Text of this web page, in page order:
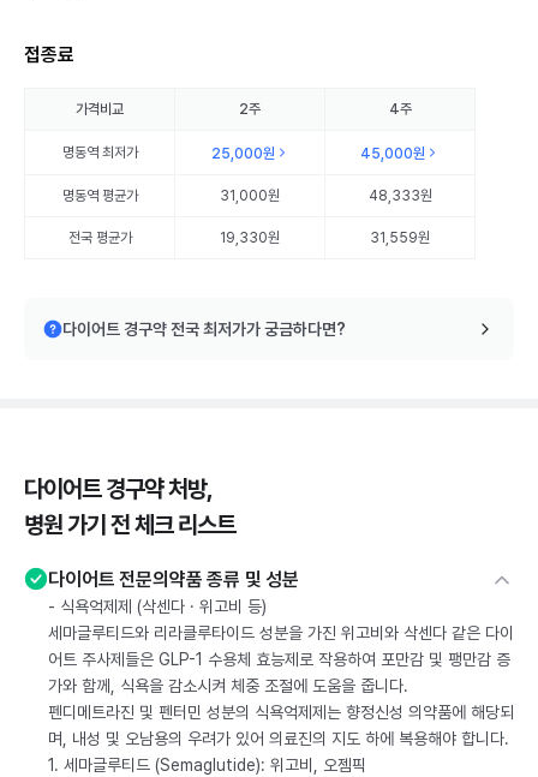
접종료
가격비교 2주 4주
명동역최저가 25,000원 45,000원
명동역평균가 31,000원 48,333원
전국 평균가 19,330원 31,559원
다이어트 경구약 전국 최저가가 궁금하다면?
다이어트 경구약 처방,
병원 가기 전 체크 리스트
다이어트 전문의약품 종류 및 성분
- 식욕억제제 (삭센다 · 위고비 등)
세마글루티드와 리라클루타이드 성분을 가진 위고비와 삭센다 같은 다이
어트 주사제들은 GLP-1 수용체 효능제로 작용하여 포만감 및 팽만감 증
가와 함께, 식욕을 감소시켜 체중 조절에 도움을 줍니다.
펜디메트라진 및 펜터민 성분의 식욕억제제는 향정신성 의약품에 해당되
며, 내성 및 오남용의 우려가 있어 의료진의 지도 하에 복용해야 합니다.
1. 세마글루티드 (Semaglutide): 위고비, 오젬픽